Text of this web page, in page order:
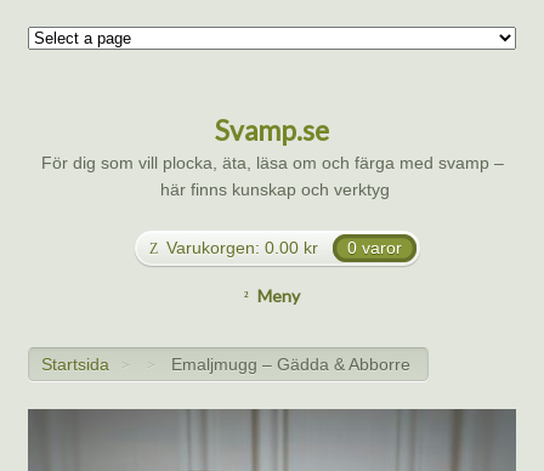
Svamp.se
För dig som vill plocka, äta, läsa om och färga med svamp –
här finns kunskap och verktyg
Varukorgen: 0.00 kr 0 varor
Meny
Startsida > > Emaljmugg – Gädda & Abborre